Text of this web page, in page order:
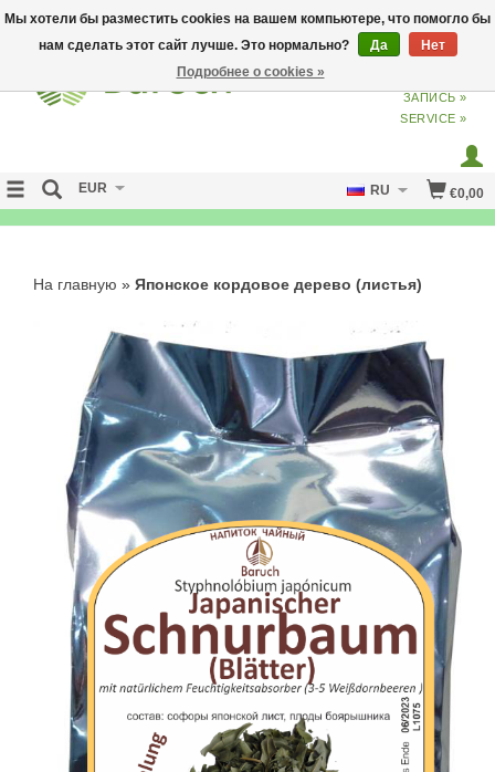
ВХОДИЗ
ЗАПИСЬ »
SERVICE »
€0,00
EUR RU
На главную » Японское кордовое дерево (листья)
Мы хотели бы разместить cookies на вашем компьютере, что помогло бы
нам сделать этот сайт лучше. Это нормально?
Да
Нет
Подробнее о cookies »